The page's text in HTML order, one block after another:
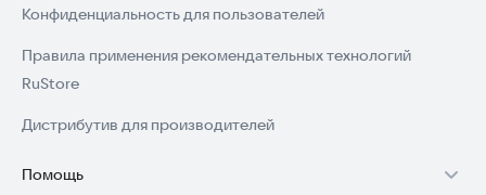
Конфиденциальность для пользователей
Правила применения рекомендательных технологий
RuStore
Дистрибутив для производителей
Помощь